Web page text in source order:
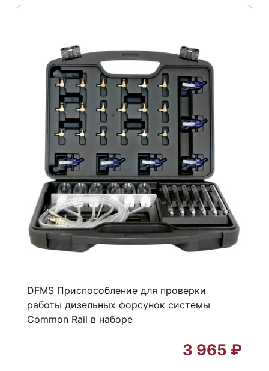
DFMS Приспособление для проверки
работы дизельных форсунок системы
Common Rail в наборе
3 965 ₽